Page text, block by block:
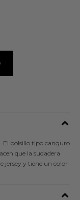
El bolsillo tipo canguro
que la sudadera
jersey y tiene un color